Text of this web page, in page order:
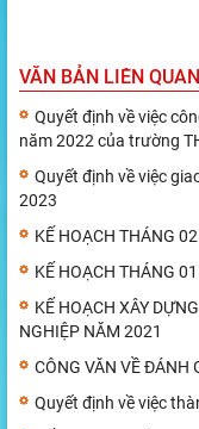
VĂN BẢN LIÊN QUAN
Quyết định về việc
năm 2022 của trường
Quyết định về việc
2023
KẾ HOẠCH THÁNG
KẾ HOẠCH THÁNG
KẾ HOẠCH XÂY
NGHIỆP NĂM 2021
CÔNG VĂN VỀ ĐÁNH
Quyết định về việc